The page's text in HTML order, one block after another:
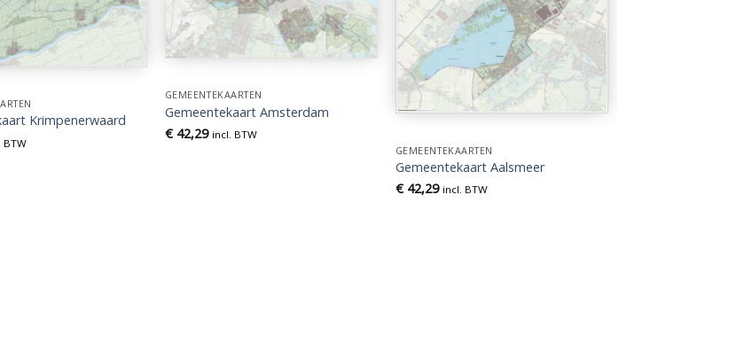
Krimpenerwaard
BTW
GEMEENTEKAARTEN
Gemeentekaart Amsterdam
€42,29 incl. BTW
GEMEENTEKAARTEN
Gemeentekaart Aalsmeer
€42,29 incl. BTW